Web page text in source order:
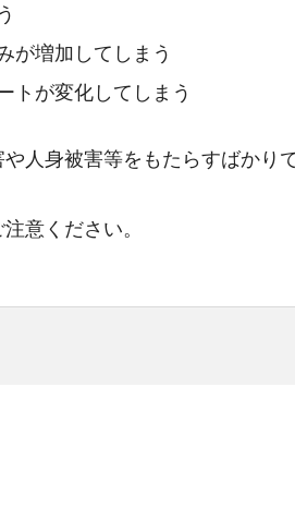
が増加してしまう
トが変化してしまう
人身被害等をもたらすばかり
意ください。